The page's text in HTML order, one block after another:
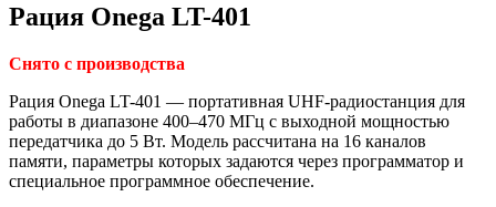
Рация Onega LT-401
Снято с производства
Рация Onega LT-401 — портативная UHF-радиостанция для
работы в диапазоне 400–470 МГц с выходной мощностью
передатчика до 5 Вт. Модель рассчитана на 16 каналов
памяти, параметры которых задаются через программатор и
специальное программное обеспечение.